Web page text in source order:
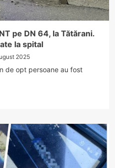
pe DN 64, la Tătărani.
la spital
2025
de opt persoane au fost